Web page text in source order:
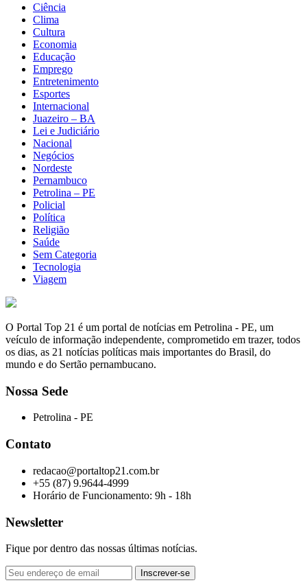
Ciência
Clima
Cultura
Economia
Educação
Emprego
Entretenimento
Esportes
Internacional
Juazeiro – BA
Lei e Judiciário
Nacional
Negócios
Nordeste
Pernambuco
Petrolina – PE
Policial
Política
Religião
Saúde
Sem Categoria
Tecnologia
Viagem
O Portal Top 21 é um portal de notícias em Petrolina - PE, um
veículo de informação independente, comprometido em trazer, todos
os dias, as 21 notícias políticas mais importantes do Brasil, do
mundo e do Sertão pernambucano.
Nossa Sede
Petrolina - PE
Contato
redacao@portaltop21.com.br
+55 (87) 9.9644-4999
Horário de Funcionamento: 9h - 18h
Newsletter
Fique por dentro das nossas últimas notícias.